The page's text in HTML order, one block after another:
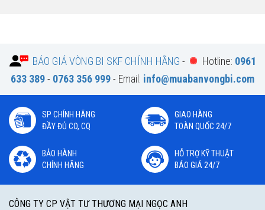
BÁO GIÁ VÒNG BI SKF CHÍNH HÃNG - Hotline: 0961
633 389- 0763 356 999- Email: info@muabanvongbi.com
SP CHÍNH HÃNG
ĐẦY ĐỦ CO, CQ
GIAO HÀNG
TOÀN QUỐC 24/7
BẢO HÀNH
CHÍNH HÃNG
HỖ TRỢ KỸ THUẬT
BÁO GIÁ 24/7
CÔNG TY CP VẬT TƯ THƯƠNG MẠI NGỌC ANH